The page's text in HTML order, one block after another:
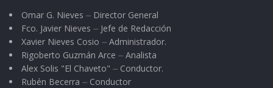
Omar G. Nieves ⏤ Director General
Fco. Javier Nieves ⏤ Jefe de Redacción
Xavier Nieves Cosio ⏤ Administrador.
Rigoberto Guzmán Arce ⏤ Analista
Alex Solis "El Chaveto" ⏤ Conductor.
Rubén Becerra ⏤ Conductor